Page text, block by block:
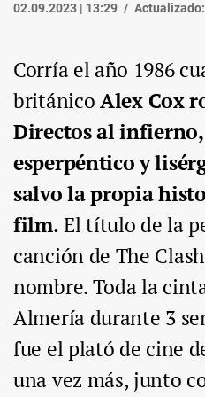
02.09.2023 | 13:29 Actualizado:
Corría el año 1986
británicoAlex Cox
Directos al
esperpéntico y
salvo la propia
film.El título de la
canción de The
nombre. Toda la
Almería durante 3
fue el plató de cine
una vez más, junto